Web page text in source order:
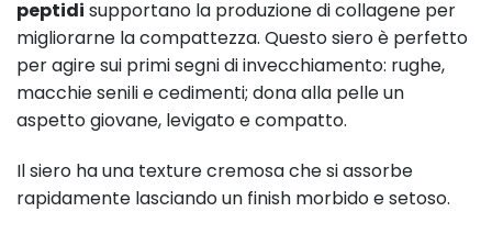
peptidi supportano la produzione di collagene per
migliorarne la compattezza. Questo siero è perfetto
per agire sui primi segni di invecchiamento: rughe,
macchie senili e cedimenti; dona alla pelle un
aspetto giovane, levigato e compatto.
Il siero ha una texture cremosa che si assorbe
rapidamente lasciando un finish morbido e setoso.